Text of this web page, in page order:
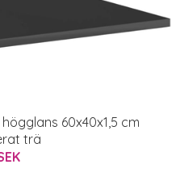
60x40x1,5 cm
trä